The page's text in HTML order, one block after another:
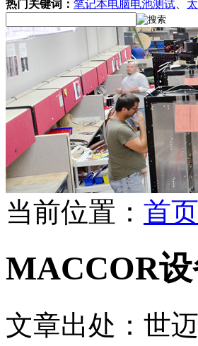
热门关键词： 笔记本电脑电池测试
当前位置： 首页
MACCOR
文章出处：世